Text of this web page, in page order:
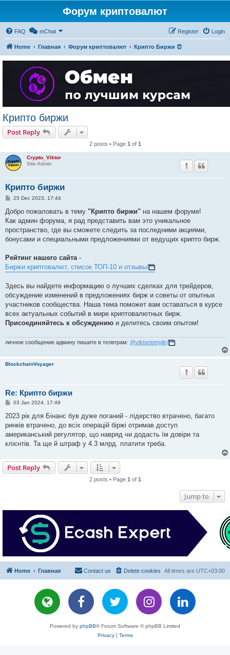
Форум криптовалют
FAQ mChat Login
Register
Home Главная Форум криптовалют Крипто Биржи ⏰
Крипто биржи
Post Reply
2 posts • Page 1 of 1
Crypto_Viktor
Site Admin
Крипто биржи
P
s
25 Dec 2023, 17:44
Добро пожаловать в тему "Крипто биржи" на нашем форуме!
Как админ форума, я рад представить вам это уникальное
пространство, где вы сможете следить за последними акциями,
бонусами и специальными предложениями от ведущих крипто бирж.
Рейтинг нашего сайта -
Биржи криптовалют, список ТОП-10 и отзывы
Здесь вы найдете информацию о лучших сделках для трейдеров,
обсуждение изменений в предложениях бирж и советы от опытных
участников сообщества. Наша тема поможет вам оставаться в курсе
всех актуальных событий в мире криптовалютных бирж.
Присоединяйтесь к обсуждению и делитесь своим опытом!
личное сообщение админу пишите в телеграм: @viktortomylin
BlockchainVoyager
Re: Крипто биржи
P
s
03 Jan 2024, 17:49
2023 рік для Бінанс був дуже поганий - лідерство втрачено, багато
ринків втрачено, до всіх операцій біржі отримав доступ
американський регулятор, що навряд чи додасть їм довіри та
клієнтів. Та ще й штраф у 4.3 млрд. платити треба.
Post Reply
2 posts • Page 1 of 1
Jump to
Home Главная All times are UTC+03:00
Delete cookies
Contact us
Powered by phpBB® Forum Software © phpBB Limited
Privacy| Terms